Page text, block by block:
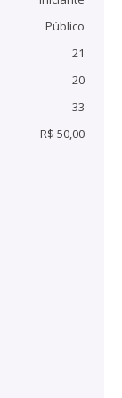
Público
21
20
33
R$ 50,00